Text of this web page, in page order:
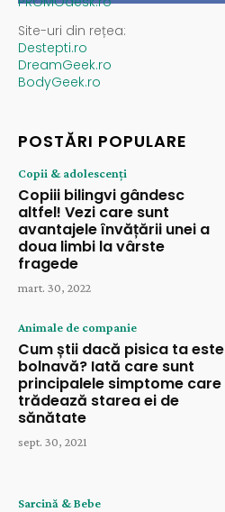
Site-uri din rețea:
Destepti.ro
DreamGeek.ro
BodyGeek.ro
POSTĂRI POPULARE
Copii & adolescenți
Copiii bilingvi gândesc
altfel! Vezi care sunt
avantajele învățării unei a
doua limbi la vârste
fragede
mart. 30, 2022
Animale de companie
Cum știi dacă pisica ta este
bolnavă? Iată care sunt
principalele simptome care
trădează starea ei de
sănătate
sept. 30, 2021
Sarcină & Bebe